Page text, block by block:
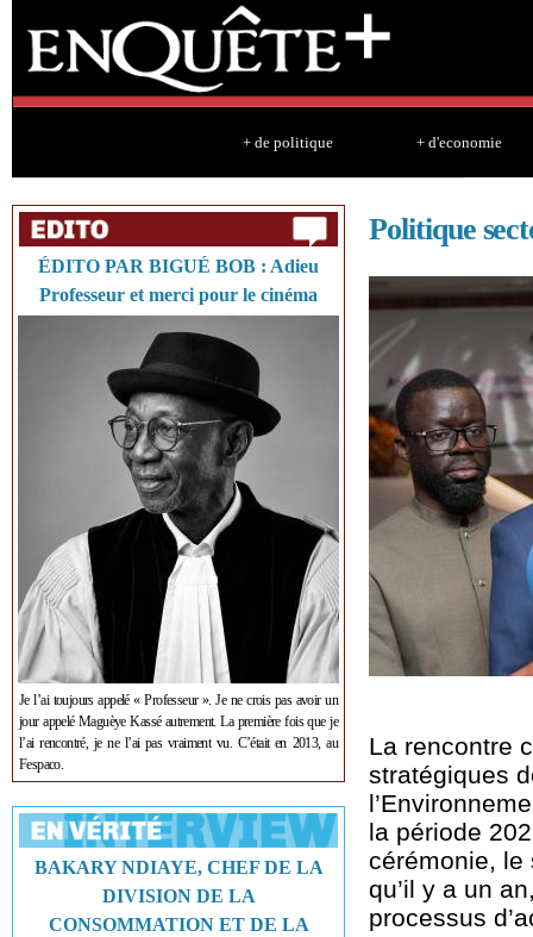
+ de politique + d'economie
ÉDITO PAR BIGUÉ BOB : Adieu
Professeur et merci pour le cinéma
Je l’ai toujours appelé « Professeur ». Je ne crois pas avoir un
jour appelé Maguèye Kassé autrement. La première fois que je
l’ai rencontré, je ne l’ai pas vraiment vu. C’était en 2013, au
Fespaco.
BAKARY NDIAYE, CHEF DE LA
DIVISION DE LA
CONSOMMATION ET DE LA
Politique
La rencontre
stratégiques
la période
cérémonie, le
qu’il y a un
processus